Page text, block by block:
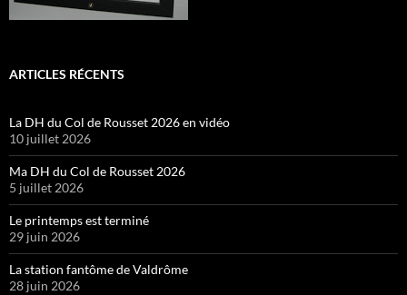
ARTICLES RÉCENTS
La DH du Col de Rousset 2026 en vidéo
10 juillet 2026
Ma DH du Col de Rousset 2026
5 juillet 2026
Le printemps est terminé
29 juin 2026
La station fantôme de Valdrôme
28 juin 2026